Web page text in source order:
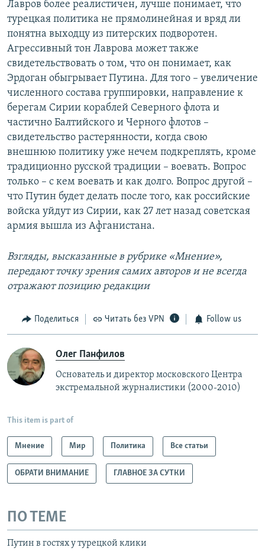
Лавров более реалистичен, лучше понимает, что
турецкая политика не прямолинейная и вряд ли
понятна выходцу из питерских подворотен.
Агрессивный тон Лаврова может также
свидетельствовать о том, что он понимает, как
Эрдоган обыгрывает Путина. Для того – увеличение
численного состава группировки, направление к
берегам Сирии кораблей Северного флота и
частично Балтийского и Черного флотов –
свидетельство растерянности, когда свою
внешнюю политику уже нечем подкреплять, кроме
традиционно русской традиции – воевать. Вопрос
только – с кем воевать и как долго. Вопрос другой –
что Путин будет делать после того, как российские
войска уйдут из Сирии, как 27 лет назад советская
армия вышла из Афганистана.
Взгляды, высказанные в рубрике «Мнение»,
передают точку зрения самих авторов и не всегда
отражают позицию редакции
Поделиться Читать без VPN Follow us
Олег Панфилов
Основатель и директор московского Центра
экстремальной журналистики (2000-2010)
This item is part of
Мнение Мир Политика Все статьи
ОБРАТИ ВНИМАНИЕ ГЛАВНОЕ ЗА СУТКИ
ПО ТЕМЕ
Путин в гостях у турецкой клики